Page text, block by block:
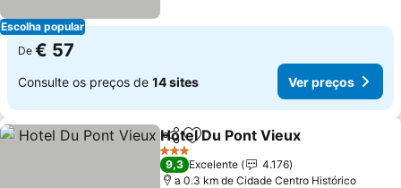
Escolha popular
De € 57
Consulte os preços de 14 sites Ver preços
PartilharAdicionar aos favoritos
Hotel Du Pont Vieux
3 Estrelas
9,3 Excelente
4.176
a 0.3 km de Cidade Centro Histórico